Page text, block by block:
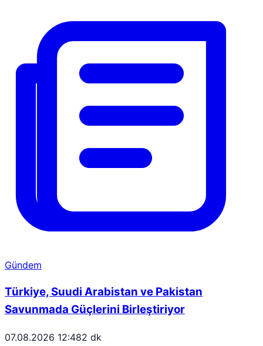
Gündem
Türkiye, Suudi Arabistan ve Pakistan
Savunmada Güçlerini Birleştiriyor
07.08.2026 12:482 dk